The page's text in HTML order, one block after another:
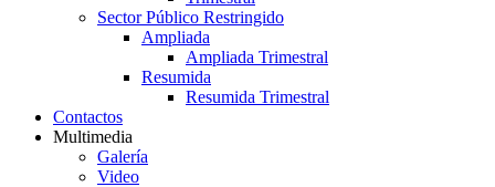
Sector Público Restringido
Ampliada
Ampliada Trimestral
Resumida
Resumida Trimestral
Contactos
Multimedia
Galería
Video